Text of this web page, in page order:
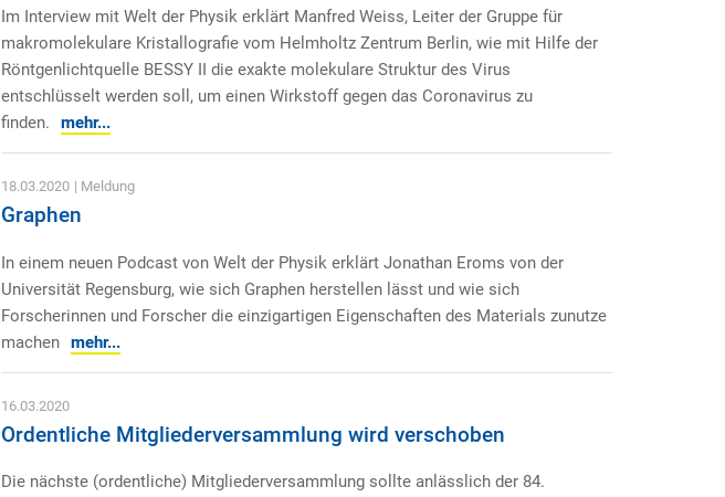
Im Interview mit Welt der Physik erklärt Manfred Weiss, Leiter der Gruppe für
makromolekulare Kristallografie vom Helmholtz Zentrum Berlin, wie mit Hilfe der
Röntgenlichtquelle BESSY II die exakte molekulare Struktur des Virus
entschlüsselt werden soll, um einen Wirkstoff gegen das Coronavirus zu
finden.
mehr...
18.03.2020 | Meldung
Graphen
In einem neuen Podcast von Welt der Physik erklärt Jonathan Eroms von der
Universität Regensburg, wie sich Graphen herstellen lässt und wie sich
Forscherinnen und Forscher die einzigartigen Eigenschaften des Materials zunutze
machen mehr...
16.03.2020
Ordentliche Mitgliederversammlung wird verschoben
Die nächste (ordentliche) Mitgliederversammlung sollte anlässlich der 84.